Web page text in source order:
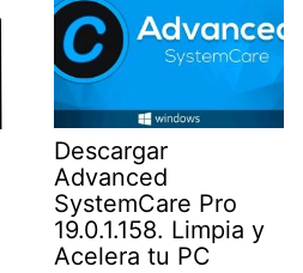
Descargar
Advanced
SystemCare Pro
19.0.1.158. Limpia y
Acelera tu PC